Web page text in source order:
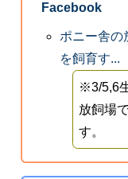
Facebook
ポニー舎の
を飼育す...
※3/5,6
放飼場
す。